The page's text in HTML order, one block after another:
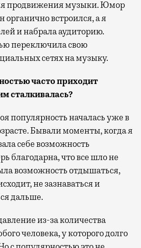
продвижения музыки. Юмор
органично встроился, а я
и набрала аудиторию.
переключила свою
сетях на музыку.
часто приходит
сталкивалась?
популярность началась уже в
Бывали моменты, когда я
себе возможность
благодарна, что все шло не
возможность отдышаться,
не зазнаваться и
дальше.
из-за количества
человека, у которого долго